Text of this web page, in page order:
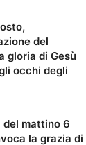
del
gloria di Gesù
occhi degli
del mattino 6
la grazia di